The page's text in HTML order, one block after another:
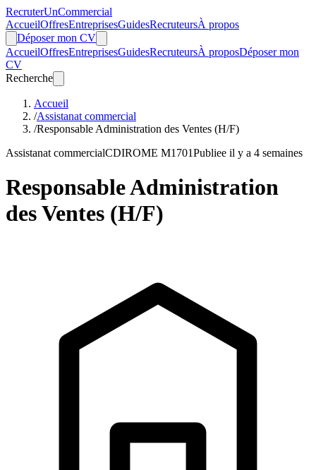
RecruterUnCommercial
AccueilOffresEntreprisesGuidesRecruteursÀ propos
Déposer mon CV
AccueilOffresEntreprisesGuidesRecruteursÀ proposDéposer mon
CV
Recherche
Accueil
/Assistanat commercial
/Responsable Administration des Ventes (H/F)
Assistanat commercialCDIROME M1701Publiee il y a 4 semaines
Responsable Administration
des Ventes (H/F)